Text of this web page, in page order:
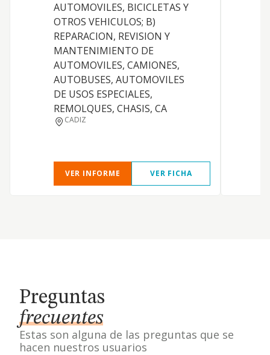
AUTOMOVILES, BICICLETAS Y
OTROS VEHICULOS; B)
REPARACION, REVISION Y
MANTENIMIENTO DE
AUTOMOVILES, CAMIONES,
AUTOBUSES, AUTOMOVILES
DE USOS ESPECIALES,
REMOLQUES, CHASIS, CA
CADIZ
VER INFORME VER FICHA
Preguntas
frecuentes
Estas son alguna de las preguntas que se
hacen nuestros usuarios